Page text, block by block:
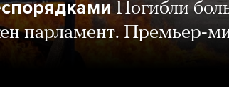
Погибли
парламент. Премьер-